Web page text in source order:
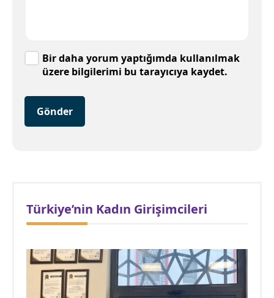
Bir daha yorum yaptığımda kullanılmak
üzere bilgilerimi bu tarayıcıya kaydet.
Gönder
Türkiye’nin Kadın Girişimcileri